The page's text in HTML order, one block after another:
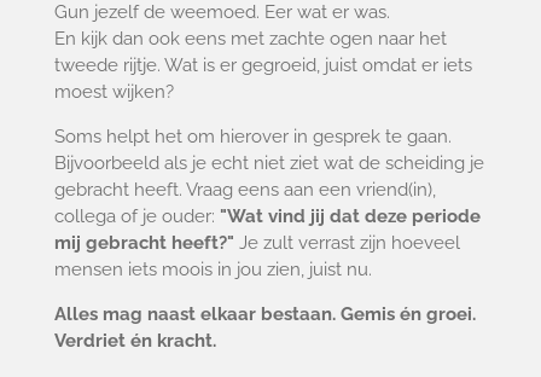
Gun jezelf de weemoed. Eer wat er was.
En kijk dan ook eens met zachte ogen naar het
tweede rijtje. Wat is er gegroeid, juist omdat er iets
moest wijken?
Soms helpt het om hierover in gesprek te gaan.
Bijvoorbeeld als je echt niet ziet wat de scheiding je
gebracht heeft. Vraag eens aan een vriend(in),
collega of je ouder: "Wat vind jij dat deze periode
mij gebracht heeft?" Je zult verrast zijn hoeveel
mensen iets moois in jou zien, juist nu.
Alles mag naast elkaar bestaan. Gemis én groei.
Verdriet én kracht.